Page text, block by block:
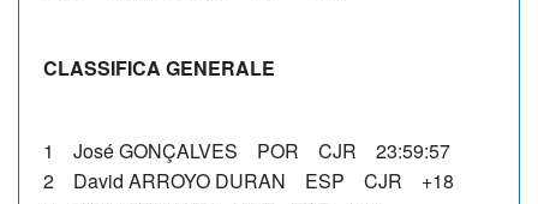
CLASSIFICA GENERALE
1 José GONÇALVES POR CJR 23:59:57
2 David ARROYO DURAN ESP CJR +18